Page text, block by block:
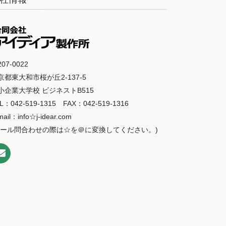
0022
都東大和市桜が丘2-137-5
企業大学校 ビジネストB515
：042-519-1315 FAX：042-519-1316
：info☆j-idear.com
ル問合わせの際は☆を＠に変換してください。)